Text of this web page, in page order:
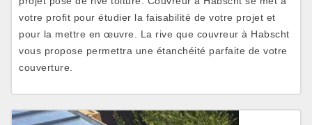
votre profit pour étudier la faisabilité de votre projet et
pour la mettre en œuvre. La rive que couvreur à Habscht
vous propose permettra une étanchéité parfaite de votre
couverture.